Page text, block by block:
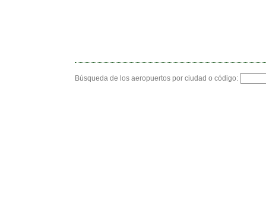
Búsqueda de los aeropuertos por ciudad o código: